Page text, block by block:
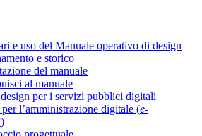
e uso del Manuale operativo di design
e storico
del manuale
al manuale
per i servizi pubblici digitali
l’amministrazione digitale (e-
)